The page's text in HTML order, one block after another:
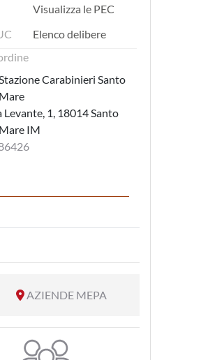
Visualizza le PEC
Elenco delibere
Carabinieri Santo
1, 18014 Santo
IM
AZIENDE MEPA